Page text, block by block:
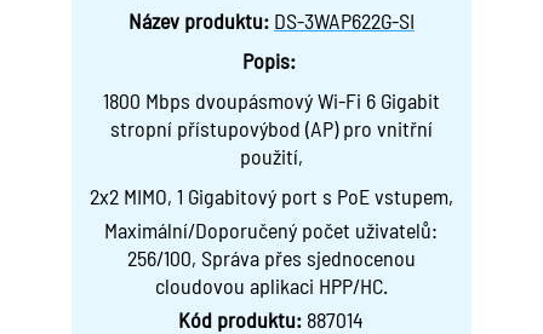
Název produktu: DS-3WAP622G-SI
Popis:
1800 Mbps dvoupásmový Wi-Fi 6 Gigabit
stropní přístupovýbod (AP) pro vnitřní
použití,
2x2 MIMO, 1 Gigabitový port s PoE vstupem,
Maximální/Doporučený počet uživatelů:
256/100, Správa přes sjednocenou
cloudovou aplikaci HPP/HC.
Kód produktu: 887014